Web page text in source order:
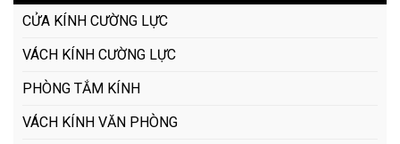
CỬA KÍNH CƯỜNG LỰC
VÁCH KÍNH CƯỜNG LỰC
PHÒNG TẮM KÍNH
VÁCH KÍNH VĂN PHÒNG